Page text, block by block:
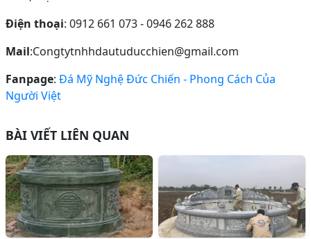
Điện thoại: 0912 661 073 - 0946 262 888
Mail:Congtytnhhdautuducchien@gmail.com
Fanpage: Đá Mỹ Nghệ Đức Chiến - Phong Cách Của
Người Việt
BÀI VIẾT LIÊN QUAN